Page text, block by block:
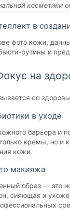
косметики
в
фото кожи,
рутины и
на
со
в уходе
барьера и
кремы, но и
кожи.
макияжа
образ — это
сияющая и